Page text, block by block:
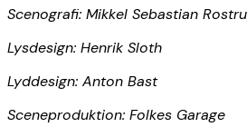
Scenografi: Mikkel Sebastian
Lysdesign: Henrik Sloth
Lyddesign: Anton Bast
Sceneproduktion: Folkes Garage